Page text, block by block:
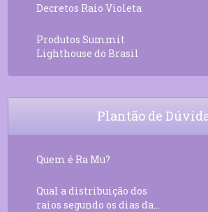
Decretos Raio Violeta
Produtos Summit
Lighthouse do Brasil
Plantão de
Quem é Ra Mu?
Qual a distribuição dos
raios segundo os dias da...